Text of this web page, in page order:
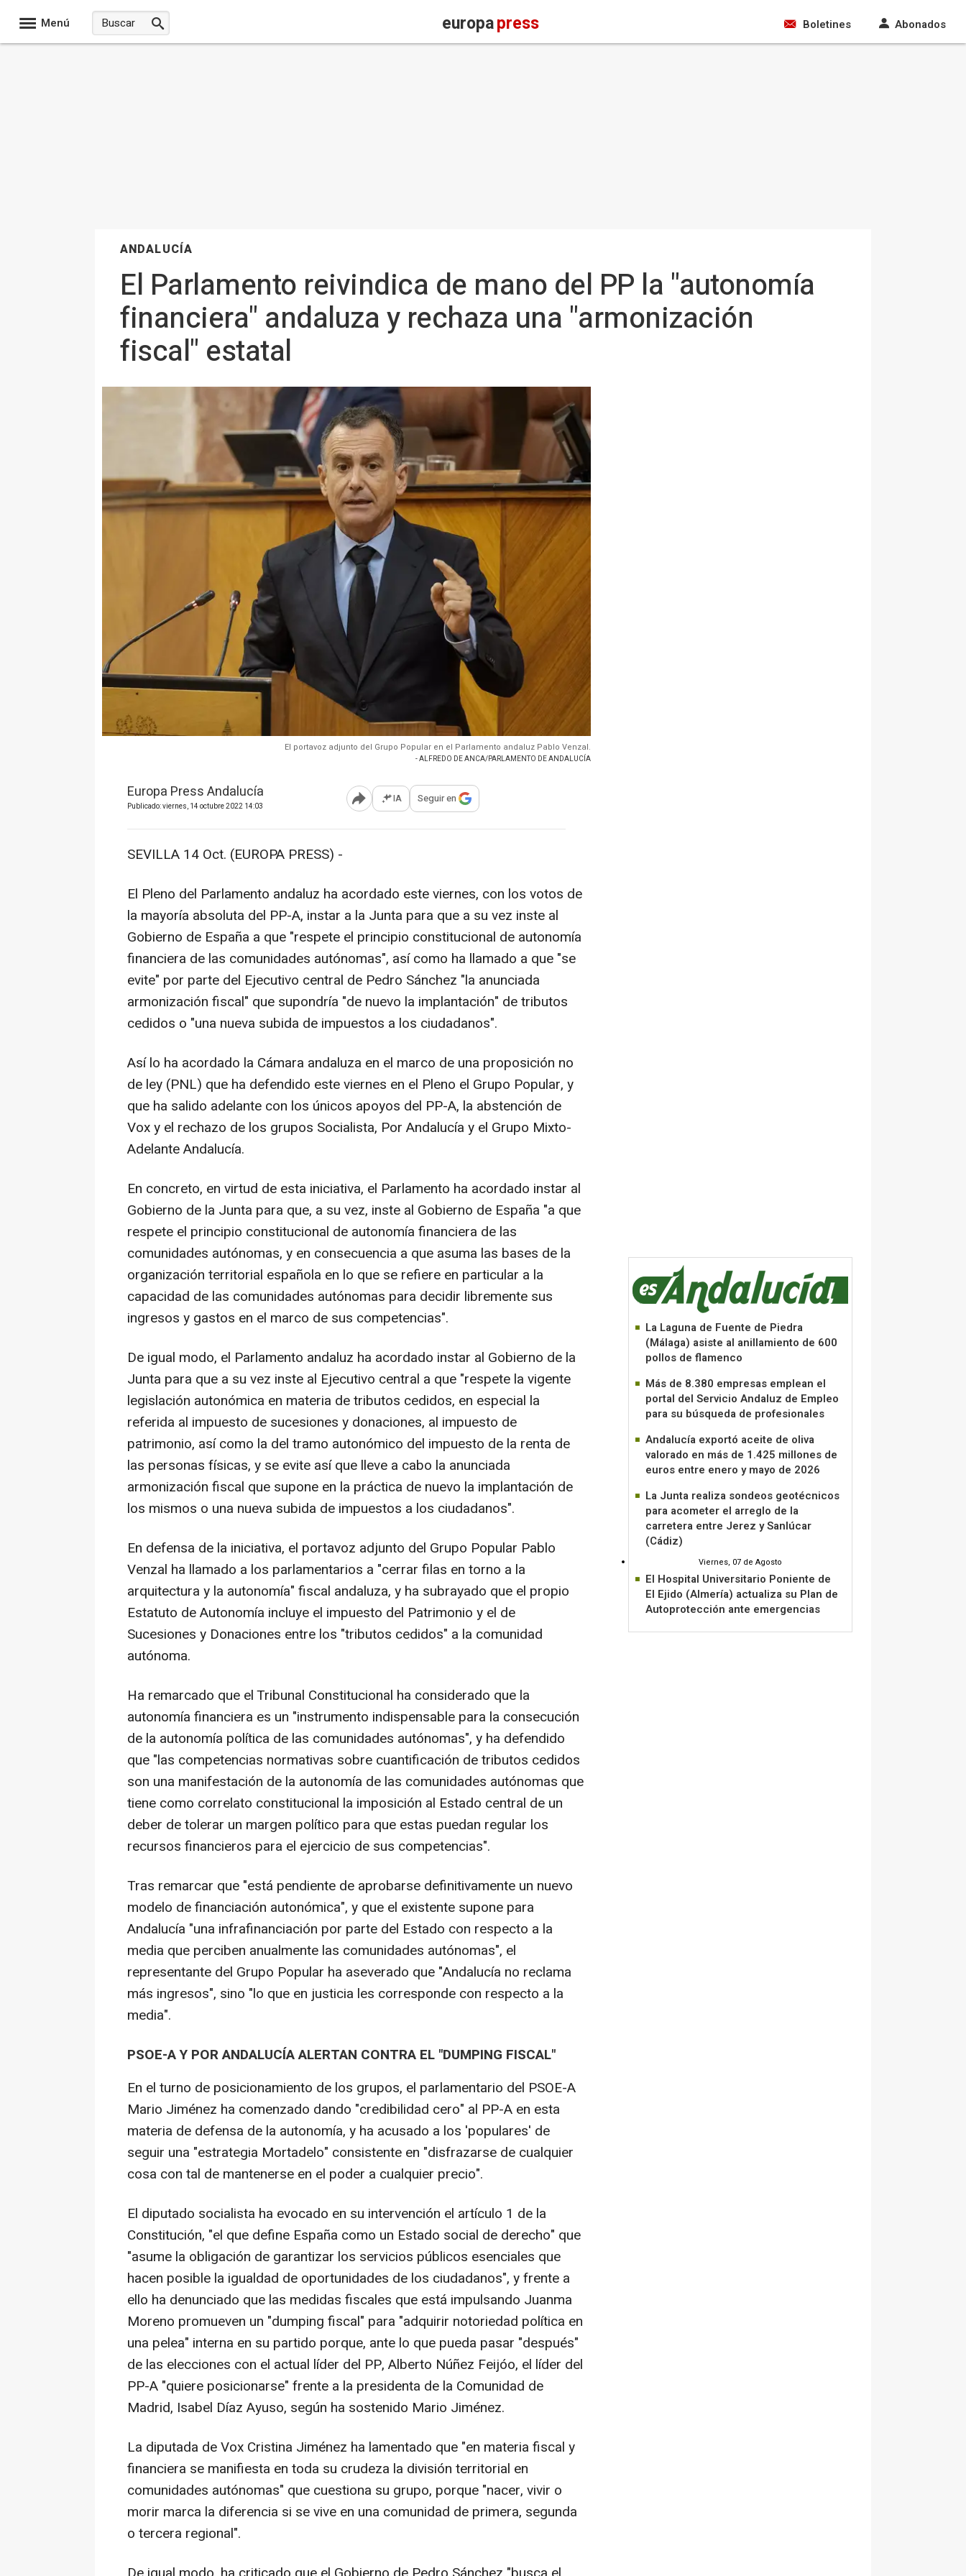
Menú europapress Boletines Abonados
ANDALUCÍA
El Parlamento reivindica de mano del PP la "autonomía
financiera" andaluza y rechaza una "armonización
fiscal" estatal
El portavoz adjunto del Grupo Popular en el Parlamento andaluz Pablo Venzal.
- ALFREDO DE ANCA/PARLAMENTO DE ANDALUCÍA
Europa Press Andalucía
Publicado: viernes, 14 octubre 2022 14:03 Abrir opciones para compartir
IA Seguir en
SEVILLA 14 Oct. (EUROPA PRESS) -
El Pleno del Parlamento andaluz ha acordado este viernes, con los votos de
la mayoría absoluta del PP-A, instar a la Junta para que a su vez inste al
Gobierno de España a que "respete el principio constitucional de autonomía
financiera de las comunidades autónomas", así como ha llamado a que "se
evite" por parte del Ejecutivo central de Pedro Sánchez "la anunciada
armonización fiscal" que supondría "de nuevo la implantación" de tributos
cedidos o "una nueva subida de impuestos a los ciudadanos".
Así lo ha acordado la Cámara andaluza en el marco de una proposición no
de ley (PNL) que ha defendido este viernes en el Pleno el Grupo Popular, y
que ha salido adelante con los únicos apoyos del PP-A, la abstención de
Vox y el rechazo de los grupos Socialista, Por Andalucía y el Grupo Mixto-
Adelante Andalucía.
En concreto, en virtud de esta iniciativa, el Parlamento ha acordado instar al
Gobierno de la Junta para que, a su vez, inste al Gobierno de España "a que
respete el principio constitucional de autonomía financiera de las
comunidades autónomas, y en consecuencia a que asuma las bases de la
organización territorial española en lo que se refiere en particular a la
capacidad de las comunidades autónomas para decidir libremente sus
ingresos y gastos en el marco de sus competencias".
De igual modo, el Parlamento andaluz ha acordado instar al Gobierno de la
Junta para que a su vez inste al Ejecutivo central a que "respete la vigente
legislación autonómica en materia de tributos cedidos, en especial la
referida al impuesto de sucesiones y donaciones, al impuesto de
patrimonio, así como la del tramo autonómico del impuesto de la renta de
las personas físicas, y se evite así que lleve a cabo la anunciada
armonización fiscal que supone en la práctica de nuevo la implantación de
los mismos o una nueva subida de impuestos a los ciudadanos".
En defensa de la iniciativa, el portavoz adjunto del Grupo Popular Pablo
Venzal ha llamado a los parlamentarios a "cerrar filas en torno a la
arquitectura y la autonomía" fiscal andaluza, y ha subrayado que el propio
Estatuto de Autonomía incluye el impuesto del Patrimonio y el de
Sucesiones y Donaciones entre los "tributos cedidos" a la comunidad
autónoma.
Ha remarcado que el Tribunal Constitucional ha considerado que la
autonomía financiera es un "instrumento indispensable para la consecución
de la autonomía política de las comunidades autónomas", y ha defendido
que "las competencias normativas sobre cuantificación de tributos cedidos
son una manifestación de la autonomía de las comunidades autónomas que
tiene como correlato constitucional la imposición al Estado central de un
deber de tolerar un margen político para que estas puedan regular los
recursos financieros para el ejercicio de sus competencias".
Tras remarcar que "está pendiente de aprobarse definitivamente un nuevo
modelo de financiación autonómica", y que el existente supone para
Andalucía "una infrafinanciación por parte del Estado con respecto a la
media que perciben anualmente las comunidades autónomas", el
representante del Grupo Popular ha aseverado que "Andalucía no reclama
más ingresos", sino "lo que en justicia les corresponde con respecto a la
media".
PSOE-A Y POR ANDALUCÍA ALERTAN CONTRA EL "DUMPING FISCAL"
En el turno de posicionamiento de los grupos, el parlamentario del PSOE-A
Mario Jiménez ha comenzado dando "credibilidad cero" al PP-A en esta
materia de defensa de la autonomía, y ha acusado a los 'populares' de
seguir una "estrategia Mortadelo" consistente en "disfrazarse de cualquier
cosa con tal de mantenerse en el poder a cualquier precio".
El diputado socialista ha evocado en su intervención el artículo 1 de la
Constitución, "el que define España como un Estado social de derecho" que
"asume la obligación de garantizar los servicios públicos esenciales que
hacen posible la igualdad de oportunidades de los ciudadanos", y frente a
ello ha denunciado que las medidas fiscales que está impulsando Juanma
Moreno promueven un "dumping fiscal" para "adquirir notoriedad política en
una pelea" interna en su partido porque, ante lo que pueda pasar "después"
de las elecciones con el actual líder del PP, Alberto Núñez Feijóo, el líder del
PP-A "quiere posicionarse" frente a la presidenta de la Comunidad de
Madrid, Isabel Díaz Ayuso, según ha sostenido Mario Jiménez.
La diputada de Vox Cristina Jiménez ha lamentado que "en materia fiscal y
financiera se manifiesta en toda su crudeza la división territorial en
comunidades autónomas" que cuestiona su grupo, porque "nacer, vivir o
morir marca la diferencia si se vive en una comunidad de primera, segunda
o tercera regional".
La Laguna de Fuente de Piedra
(Málaga) asiste al anillamiento de 600
pollos de flamenco
Más de 8.380 empresas emplean el
portal del Servicio Andaluz de Empleo
para su búsqueda de profesionales
Andalucía exportó aceite de oliva
valorado en más de 1.425 millones de
euros entre enero y mayo de 2026
La Junta realiza sondeos geotécnicos
para acometer el arreglo de la
carretera entre Jerez y Sanlúcar
(Cádiz)
Viernes, 07 de Agosto
El Hospital Universitario Poniente de
El Ejido (Almería) actualiza su Plan de
Autoprotección ante emergencias